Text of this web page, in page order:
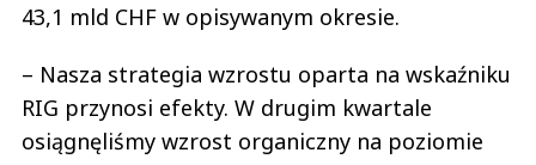
43,1 mld CHF w opisywanym okresie.
– Nasza strategia wzrostu oparta na wskaźniku
RIG przynosi efekty. W drugim kwartale
osiągnęliśmy wzrost organiczny na poziomie